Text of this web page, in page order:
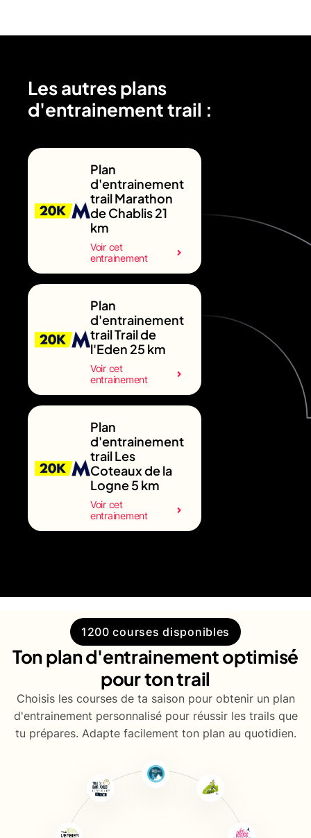
Les autres plans
d'entrainement trail :
Plan
d'entrainement
trail Marathon
de Chablis 21
km
Voir cet
entrainement
Plan
d'entrainement
trail Trail de
l'Eden 25 km
Voir cet
entrainement
Plan
d'entrainement
trail Les
Coteaux de la
Logne 5 km
Voir cet
entrainement
1200 courses disponibles
Ton plan d'entrainement optimisé
pour ton trail
Choisis les courses de ta saison pour obtenir un plan
d'entrainement personnalisé pour réussir les trails que
tu prépares. Adapte facilement ton plan au quotidien.